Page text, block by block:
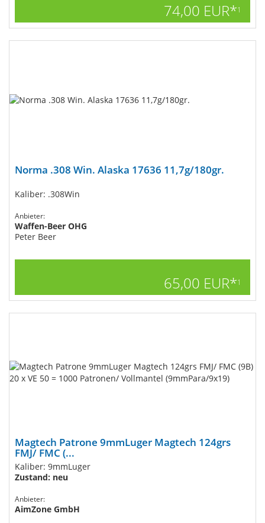
74,00 EUR*1
Norma .308 Win. Alaska 17636 11,7g/180gr.
Kaliber: .308Win
Anbieter:
Waffen-Beer OHG
Peter Beer
65,00 EUR*1
Magtech Patrone 9mmLuger Magtech 124grs
FMJ/ FMC (...
Kaliber: 9mmLuger
Zustand: neu
Anbieter:
AimZone GmbH